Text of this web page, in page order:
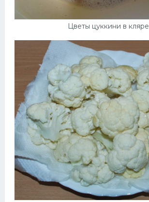
Цветы цуккини в кляре